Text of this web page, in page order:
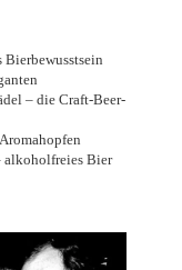
– die Craft-Beer-
alkoholfreies Bier